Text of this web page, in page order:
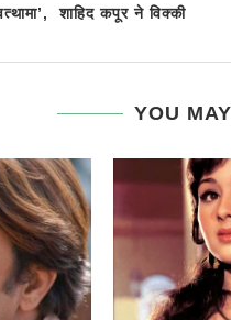
शाहिद कपूर ने विक्की
YOU